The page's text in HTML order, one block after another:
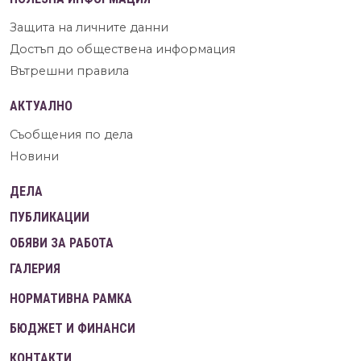
Защита на личните данни
Достъп до обществена информация
Вътрешни правила
АКТУАЛНО
Съобщения по дела
Новини
ДЕЛА
ПУБЛИКАЦИИ
ОБЯВИ ЗА РАБОТА
ГАЛЕРИЯ
НОРМАТИВНА РАМКА
БЮДЖЕТ И ФИНАНСИ
КОНТАКТИ